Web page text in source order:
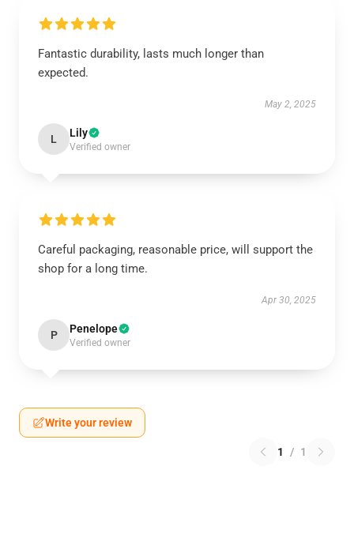
Fantastic durability, lasts much longer than
expected.
May 2, 2025
L Lily
Verified owner
Careful packaging, reasonable price, will support the
shop for a long time.
Apr 30, 2025
P Penelope
Verified owner
Write your review
1 / 1